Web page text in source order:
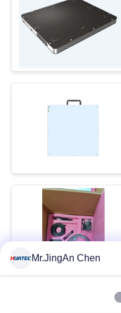
PRIVACY
POLICY
Mr.JingAn Chen